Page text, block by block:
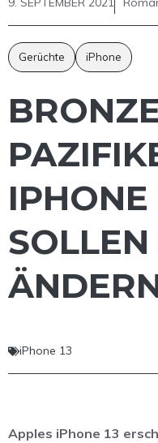
Gerüchte iPhone
IPHONE
SOLLEN
iPhone 13
Apples iPhone 13